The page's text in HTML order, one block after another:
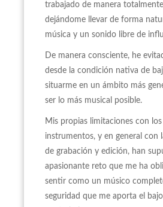
trabajado de manera
dejándome llevar de forma
música y un sonido libre de
De manera consciente, he
desde la condición nativa de
situarme en un ámbito más
ser lo más musical posible.
Mis propias limitaciones con
instrumentos, y en general con
de grabación y edición, han
apasionante reto que me ha
sentir como un músico
seguridad que me aporta el